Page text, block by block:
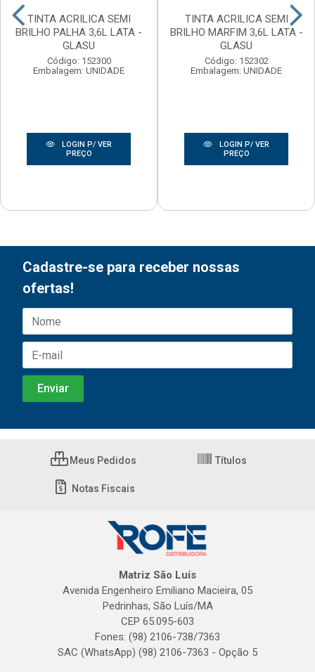
TINTA ACRILICA SEMI
BRILHO PALHA 3,6L LATA -
GLASU
Código: 152300
Embalagem: UNIDADE
LOGIN P/ VER
PREÇO
TINTA ACRILICA SEMI
BRILHO MARFIM 3,6L LATA -
GLASU
Código: 152302
Embalagem: UNIDADE
LOGIN P/ VER
PREÇO
Cadastre-se para receber nossas
ofertas!
Meus Pedidos Títulos
Notas Fiscais
Matriz São Luís
Avenida Engenheiro Emiliano Macieira, 05
Pedrinhas, São Luís/MA
CEP 65.095-603
Fones: (98) 2106-738/7363
SAC (WhatsApp) (98) 2106-7363 - Opção 5